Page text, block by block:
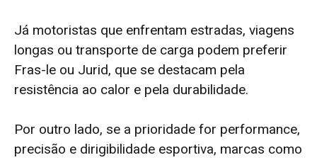
Já motoristas que enfrentam estradas, viagens
longas ou transporte de carga podem preferir
Fras-le ou Jurid, que se destacam pela
resistência ao calor e pela durabilidade.
Por outro lado, se a prioridade for performance,
precisão e dirigibilidade esportiva, marcas como